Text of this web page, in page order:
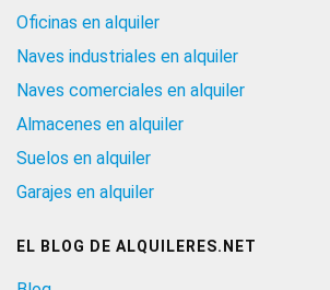
Oficinas en alquiler
Naves industriales en alquiler
Naves comerciales en alquiler
Almacenes en alquiler
Suelos en alquiler
Garajes en alquiler
EL BLOG DE ALQUILERES.NET